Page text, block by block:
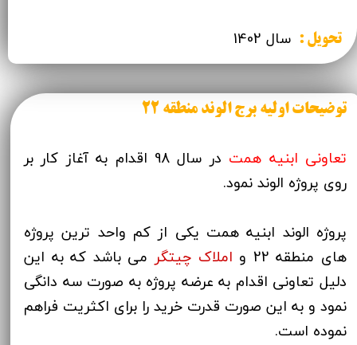
توضیحات اولیه برج الوند منطقه 22
تعاونی ابنیه همت
در سال 98 اقدام به آغاز کار بر
روی پروژه الوند نمود.
پروژه الوند ابنیه همت یکی از کم واحد ترین پروژه
های منطقه 22 و
املاک چیتگر می باشد که به این
دلیل تعاونی اقدام به عرضه پروژه به صورت سه دانگی
نمود و به این صورت قدرت خرید را برای اکثریت فراهم
نموده است.
تحویل : سال 1402